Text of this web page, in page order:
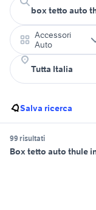
Accessori
Auto
Salva ricerca
99 risultati
Box tetto auto thule